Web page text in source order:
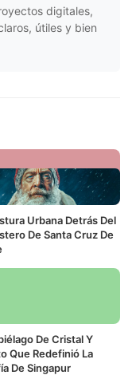
digitales,
útiles y bien
Urbana Detrás Del
De Santa Cruz De
De Cristal Y
Que Redefinió La
De Singapur